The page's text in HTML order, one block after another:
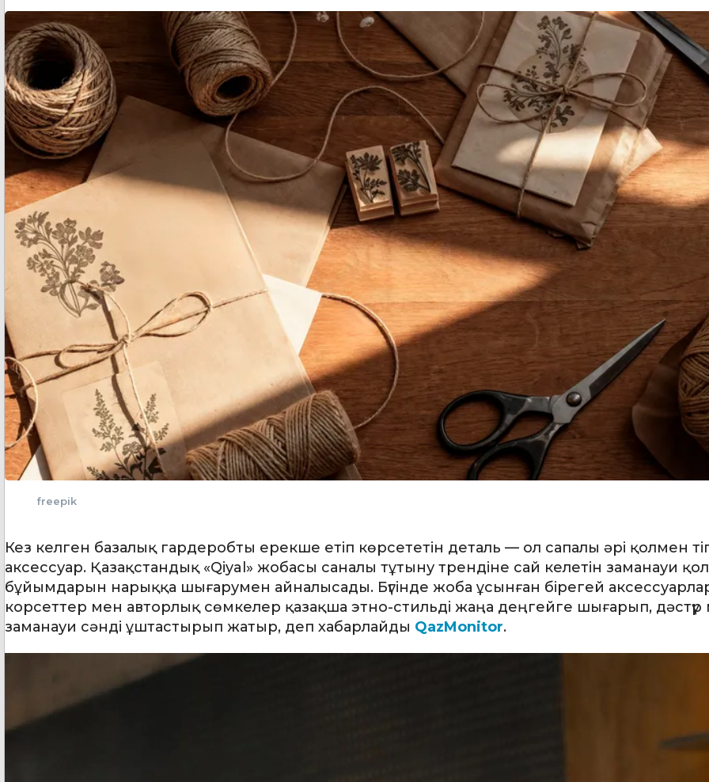
freepik
Кез келген базалық гардеробты ерекше етіп көрсететін деталь — ол сапалы әрі қолмен
аксессуар. Қазақстандық «Qiyal» жобасы саналы тұтыну трендіне сай келетін заманауи
бұйымдарын нарыққа шығарумен айналысады. Бүгінде жоба ұсынған бірегей
корсеттер мен авторлық сөмкелер қазақша этно-стильді жаңа деңгейге шығарып, дәстүр
заманауи сәнді ұштастырып жатыр, деп хабарлайды QazMonitor.